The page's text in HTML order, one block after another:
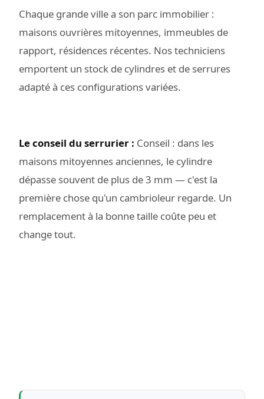
Chaque grande ville a son parc immobilier :
maisons ouvrières mitoyennes, immeubles de
rapport, résidences récentes. Nos techniciens
emportent un stock de cylindres et de serrures
adapté à ces configurations variées.
Le conseil du serrurier : Conseil : dans les
maisons mitoyennes anciennes, le cylindre
dépasse souvent de plus de 3 mm — c'est la
première chose qu'un cambrioleur regarde. Un
remplacement à la bonne taille coûte peu et
change tout.